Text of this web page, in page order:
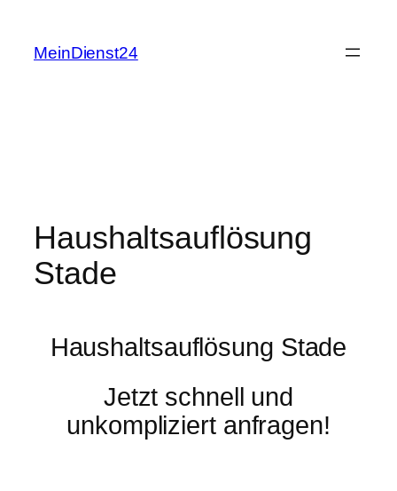
springen
MeinDienst24
Haushaltsauflösung
Stade
Haushaltsauflösung Stade
Jetzt schnell und
unkompliziert anfragen!